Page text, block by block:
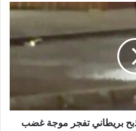
بريطاني تفجر موجة غضب